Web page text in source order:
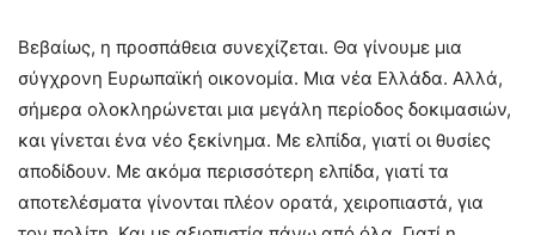
Βεβαίως, η προσπάθεια συνεχίζεται. Θα γίνουμε μια
σύγχρονη Ευρωπαϊκή οικονομία. Μια νέα Ελλάδα. Αλλά,
σήμερα ολοκληρώνεται μια μεγάλη περίοδος δοκιμασιών,
και γίνεται ένα νέο ξεκίνημα. Με ελπίδα, γιατί οι θυσίες
αποδίδουν. Με ακόμα περισσότερη ελπίδα, γιατί τα
αποτελέσματα γίνονται πλέον ορατά, χειροπιαστά, για